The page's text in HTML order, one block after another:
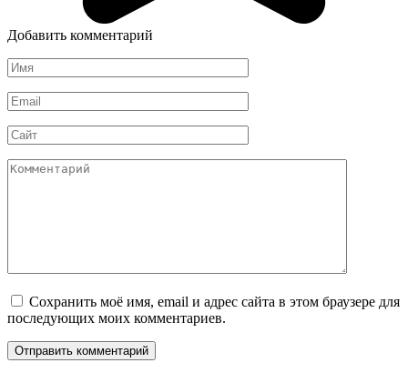
Добавить комментарий
Имя
*
Email
*
Сайт
Комментарий
Сохранить моё имя, email и адрес сайта в этом браузере для
последующих моих комментариев.